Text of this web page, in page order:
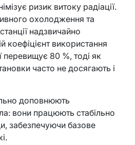
ризик витоку радіації.
охолодження та
надзвичайно
коефіцієнт використання
перевищує 80 %, тоді як
часто не досягають і
доповнюють
вони працюють стабільно
забезпечуючи базове